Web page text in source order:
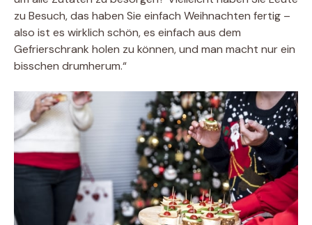
zu Besuch, das haben Sie einfach Weihnachten fertig –
also ist es wirklich schön, es einfach aus dem
Gefrierschrank holen zu können, und man macht nur ein
bisschen drumherum.“